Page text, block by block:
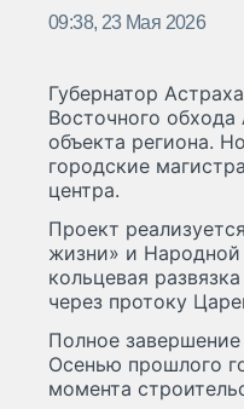
09:38, 23 Мая 2026
Губернатор
Восточного
объекта региона.
городские
центра.
Проект
жизни» и Народной
кольцевая
через протоку
Полное
Осенью прошлого
момента